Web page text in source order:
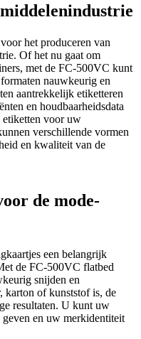
het produceren van
Of het nu gaat om
met de FC-500VC kunt
nauwkeurig en
aantrekkelijk etiketteren
en houdbaarheidsdata
etiketten voor uw
verschillende vormen
en kwaliteit van de
de mode-
een belangrijk
de FC-500VC flatbed
snijden en
karton of kunststof is, de
resultaten. U kunt uw
en uw merkidentiteit